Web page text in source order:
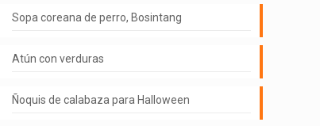
Sopa coreana de perro, Bosintang
Atún con verduras
Ñoquis de calabaza para Halloween